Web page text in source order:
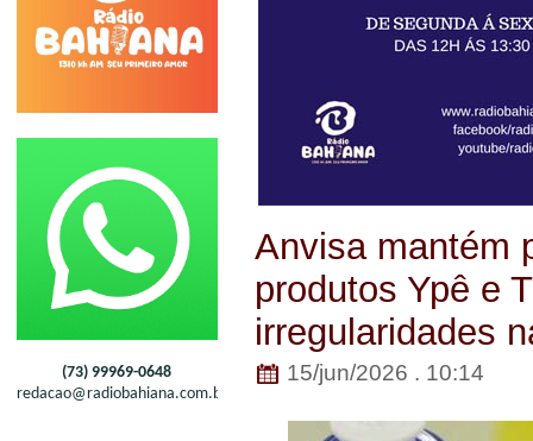
(73) 99969-0648
redacao@radiobahiana.com.br
Anvisa mantém
produtos Ypê e
irregularidades
15/jun/2026 . 10:14